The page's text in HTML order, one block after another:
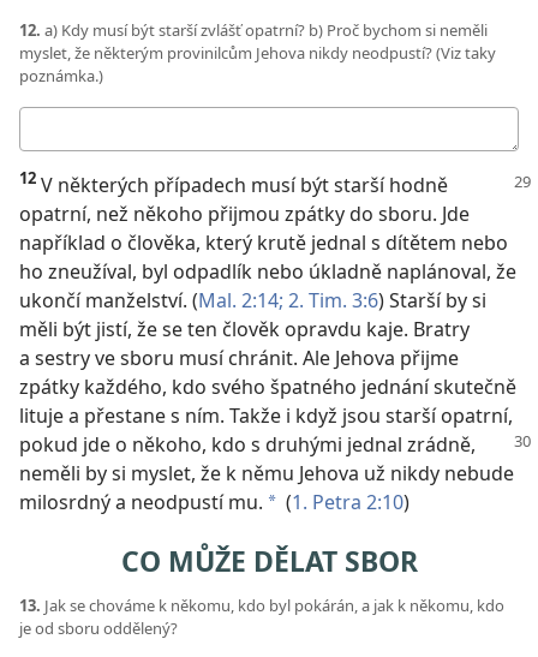
12. a) Kdy musí být starší zvlášť opatrní? b) Proč bychom si neměli
myslet, že některým provinilcům Jehova nikdy neodpustí? (Viz taky
poznámka.)
odpovědi
12 V některých případech musí být starší hodně
opatrní, než někoho přijmou zpátky do sboru. Jde
například o člověka, který krutě jednal s dítětem nebo
ho zneužíval, byl odpadlík nebo úkladně naplánoval, že
ukončí manželství. (Mal. 2:14; 2. Tim. 3:6) Starší by si
měli být jistí, že se ten člověk opravdu kaje. Bratry
a sestry ve sboru musí chránit. Ale Jehova přijme
zpátky každého, kdo svého špatného jednání skutečně
lituje a přestane s ním. Takže i když jsou starší opatrní,
pokud jde o někoho, kdo s druhými jednal zrádně,
neměli by si myslet, že k němu Jehova už nikdy nebude
milosrdný a neodpustí mu. a (1. Petra 2:10)
CO MŮŽE DĚLAT SBOR
13. Jak se chováme k někomu, kdo byl pokárán, a jak k někomu, kdo
je od sboru oddělený?